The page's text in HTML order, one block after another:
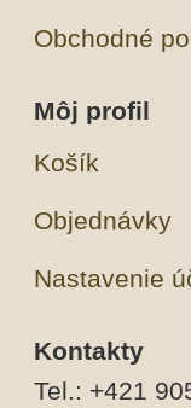
Obchodné
Môj profil
Košík
Objednávky
Nastavenie
Kontakty
Tel.: +421